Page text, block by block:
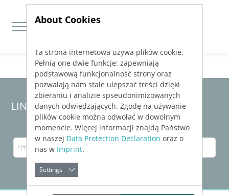
Jump directly to main navigation
Jump directly to content
LINEAR Solutions 24 для Revit
About Cookies
Ta strona internetowa używa plików cookie.
Pełnią one dwie funkcje: zapewniają
podstawową funkcjonalność strony oraz
pozwalają nam stale ulepszać treści dzięki
zbieraniu i analizie spseudonimizowanych
danych odwiedzających. Zgodę na używanie
plików cookie można odwołać w dowolnym
momencie. Więcej informacji znajdą Państwo
w naszej Data Protection Declaration oraz o
nas w Imprint.
Settings